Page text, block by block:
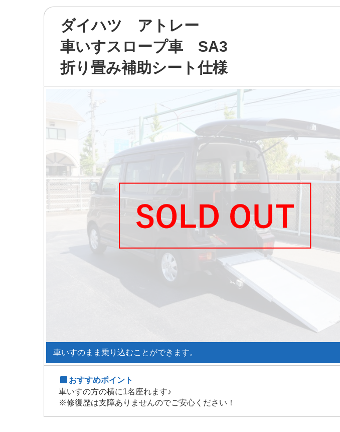
ダイハツ アトレー
車いすスロープ車 SA3
折り畳み補助シート仕様
車いすのまま乗り込むことができます。
おすすめポイント
車いすの方の横に1名座れます♪
※修復歴は支障ありませんのでご安心ください！